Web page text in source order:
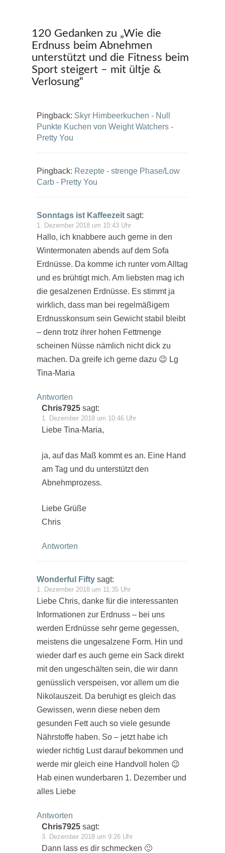
120 Gedanken zu „Wie die
Erdnuss beim Abnehmen
unterstützt und die Fitness beim
Sport steigert – mit ültje &
Verlosung“
Pingback: Skyr Himbeerkuchen - Null
Punkte Kuchen von Weight Watchers -
Pretty You
Pingback: Rezepte - strenge Phase/Low
Carb - Pretty You
Sonntags ist Kaffeezeit sagt:
1. Dezember 2018 um 10:43 Uhr
Hallo, ich knabbere auch gerne in den
Wintermonaten abends auf dem Sofa
Erdnüsse. Da komme ich runter vom Alltag
und es brühtigt mich. Am liebsten mag ich
die gesalzenen Erdnüsse. Es stimmt ja
wirklich, dass man bei regelmäßigem
Erdnusskonsum sein Gewicht stabil bleibt
– denn trotz ihrer hohen Fettmenge
scheinen Nüsse nämlich nicht dick zu
machen. Da greife ich gerne dazu 😉 Lg
Tina-Maria
Antworten
Chris7925 sagt:
1. Dezember 2018 um 10:46 Uhr
Liebe Tina-Maria,
ja, auf das Maß kommt es an. Eine Hand
am Tag und du unterstützt den
Abnehmprozess.
Liebe Grüße
Chris
Antworten
Wonderful Fifty sagt:
1. Dezember 2018 um 11:35 Uhr
Liebe Chris, danke für die interessanten
Informationen zur Erdnuss – bei uns
werden Erdnüsse sehr gerne gegessen,
meistens die ungesalzene Form. Hin und
wieder darf es auch gerne ein Sack direkt
mit den ungeschälten sein, die wir dann
genüsslich verspeisen, vor allem um die
Nikolauszeit. Da beruhigt es gleich das
Gewissen, wenn diese neben dem
gesunden Fett auch so viele gesunde
Nährstoffe haben. So – jetzt habe ich
wieder richtig Lust darauf bekommen und
werde mir gleich eine Handvoll holen 😉
Hab einen wunderbaren 1. Dezember und
alles Liebe
Antworten
Chris7925 sagt:
3. Dezember 2018 um 9:26 Uhr
Dann lass es dir schmecken 🙂